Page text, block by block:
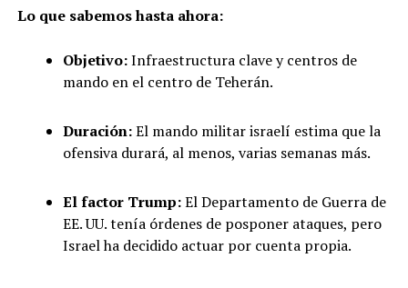
Lo que sabemos hasta ahora:
Objetivo:Infraestructura clave y centros de
mando en el centro de Teherán.
Duración:El mando militar israelí estima que la
ofensiva durará, al menos, varias semanas más.
El factor Trump:El Departamento de Guerra de
EE. UU. tenía órdenes de posponer ataques, pero
Israel ha decidido actuar por cuenta propia.